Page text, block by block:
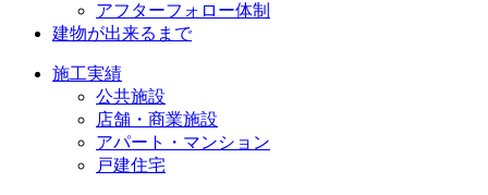
アフターフォロー体制
建物が出来るまで
施工実績
公共施設
店舗・商業施設
アパート・マンション
戸建住宅